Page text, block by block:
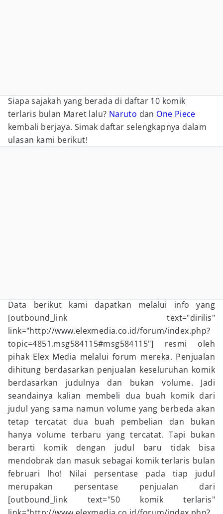
Siapa sajakah yang berada di daftar 10 komik
terlaris bulan Maret lalu? Naruto dan One Piece
kembali berjaya. Simak daftar selengkapnya dalam
ulasan kami berikut!
Data berikut kami dapatkan melalui info yang
[outbound_link text="dirilis"
link="http://www.elexmedia.co.id/forum/index.php?
topic=4851.msg584115#msg584115"] resmi oleh
pihak Elex Media melalui forum mereka. Penjualan
dihitung berdasarkan penjualan keseluruhan komik
berdasarkan judulnya dan bukan volume. Jadi
seandainya kalian membeli dua buah komik dari
judul yang sama namun volume yang berbeda akan
tetap tercatat dua buah pembelian dan bukan
hanya volume terbaru yang tercatat. Tapi bukan
berarti komik dengan judul baru tidak bisa
mendobrak dan masuk sebagai komik terlaris bulan
februari lho! Nilai persentase pada tiap judul
merupakan persentase penjualan dari
[outbound_link text="50 komik terlaris"